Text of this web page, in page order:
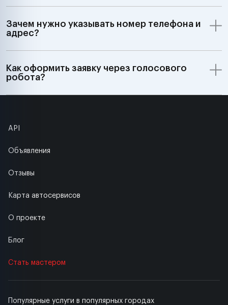
Зачем нужно указывать номер телефона и
адрес?
Как оформить заявку через голосового
робота?
Популярные услуги в популярных городах
API
Объявления
Отзывы
Карта автосервисов
О проекте
Блог
Стать мастером